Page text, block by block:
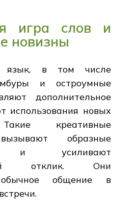
игра слов и
новизны
язык, в том числе
и остроумные
дополнительное
использования новых
креативные
образные
и усиливают
отклик. Они
общение в